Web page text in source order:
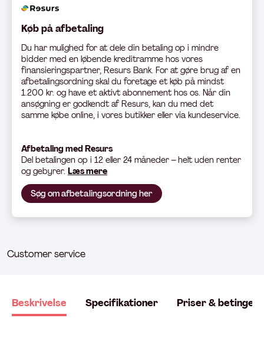
Køb på afbetaling
Du har mulighed for at dele din betaling op i mindre
bidder med en løbende kreditramme hos vores
finansieringspartner, Resurs Bank. For at gøre brug af en
afbetalingsordning skal du foretage et køb på mindst
1.200 kr. og have et aktivt abonnement hos os. Når din
ansøgning er godkendt af Resurs, kan du med det
samme købe online, i vores butikker eller via kundeservice.
Afbetaling med Resurs
Del betalingen op i 12 eller 24 måneder – helt uden renter
og gebyrer. Læs mere
Søg om afbetalingsordning her
Customer service
Beskrivelse Specifikationer Priser &